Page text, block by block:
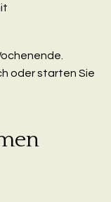
oder starten Sie